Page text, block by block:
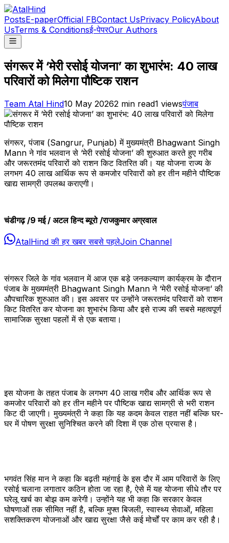
PostsE-paperOfficial FBContact UsPrivacy PolicyAbout
UsTerms & Conditionsई-पेपरOur Authors
संगरूर में ‘मेरी रसोई योजना’ का शुभारंभ: 40 लाख
परिवारों को मिलेगा पौष्टिक राशन
Team Atal Hind10 May 20262 min read1 viewsपंजाब
संगरूर, पंजाब (Sangrur, Punjab) में मुख्यमंत्री Bhagwant Singh
Mann ने गांव भलवान से ‘मेरी रसोई योजना’ की शुरुआत करते हुए गरीब
और जरूरतमंद परिवारों को राशन किट वितरित की। यह योजना राज्य के
लगभग 40 लाख आर्थिक रूप से कमजोर परिवारों को हर तीन महीने पौष्टिक
खाद्य सामग्री उपलब्ध कराएगी।
चंडीगढ़ /9 मई / अटल हिन्द ब्यूरो /राजकुमार अग्रवाल
AtalHind की हर खबर सबसे पहलेJoin Channel
संगरूर जिले के गांव भलवान में आज एक बड़े जनकल्याण कार्यक्रम के दौरान
पंजाब के मुख्यमंत्री Bhagwant Singh Mann ने ‘मेरी रसोई योजना’ की
औपचारिक शुरुआत की। इस अवसर पर उन्होंने जरूरतमंद परिवारों को राशन
किट वितरित कर योजना का शुभारंभ किया और इसे राज्य की सबसे महत्वपूर्ण
सामाजिक सुरक्षा पहलों में से एक बताया।
इस योजना के तहत पंजाब के लगभग 40 लाख गरीब और आर्थिक रूप से
कमजोर परिवारों को हर तीन महीने पर पौष्टिक खाद्य सामग्री से भरी राशन
किट दी जाएगी। मुख्यमंत्री ने कहा कि यह कदम केवल राहत नहीं बल्कि घर-
घर में पोषण सुरक्षा सुनिश्चित करने की दिशा में एक ठोस प्रयास है।
भगवंत सिंह मान ने कहा कि बढ़ती महंगाई के इस दौर में आम परिवारों के लिए
रसोई चलाना लगातार कठिन होता जा रहा है, ऐसे में यह योजना सीधे तौर पर
घरेलू खर्च का बोझ कम करेगी। उन्होंने यह भी कहा कि सरकार केवल
घोषणाओं तक सीमित नहीं है, बल्कि मुफ्त बिजली, स्वास्थ्य सेवाओं, महिला
सशक्तिकरण योजनाओं और खाद्य सुरक्षा जैसे कई मोर्चों पर काम कर रही है।